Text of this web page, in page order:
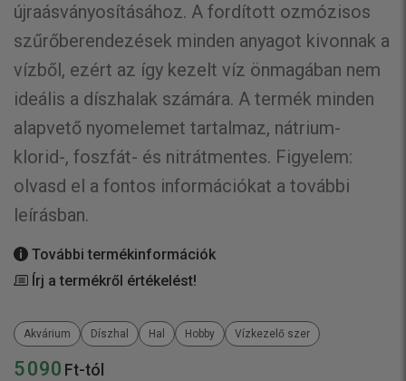
5 090 Ft-tól
újraásványosításához. A fordított ozmózisos
szűrőberendezések minden anyagot kivonnak a
vízből, ezért az így kezelt víz önmagában nem
ideális a díszhalak számára. A termék minden
alapvető nyomelemet tartalmaz, nátrium-
klorid-, foszfát- és nitrátmentes. Figyelem:
olvasd el a fontos információkat a további
leírásban.
További termékinformációk
Írj a termékről értékelést!
Akvárium Díszhal Hal Hobby Vízkezelő szer